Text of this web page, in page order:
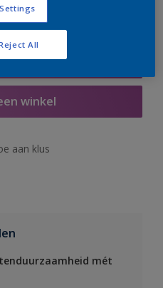
winkel
aan klus
mét
All